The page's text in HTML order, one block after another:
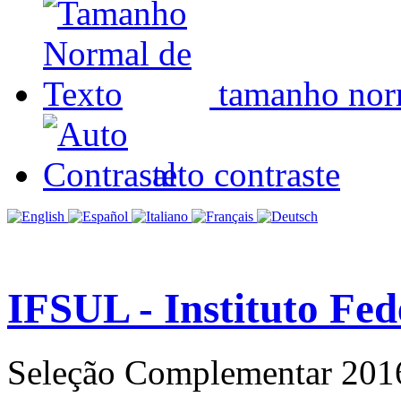
tamanho
alto contraste
IFSUL - Instituto
Seleção Complementar